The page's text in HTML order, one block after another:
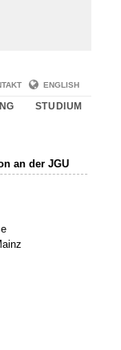
ENGLISH
STUDIUM
an der JGU